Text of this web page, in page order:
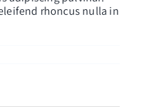
rhoncus nulla in